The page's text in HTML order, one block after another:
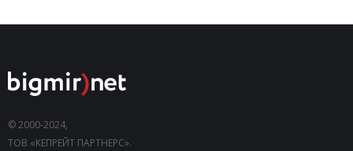
© 2000-2024,
ТОВ «КЕПРЕЙТ ПАРТНЕРС».